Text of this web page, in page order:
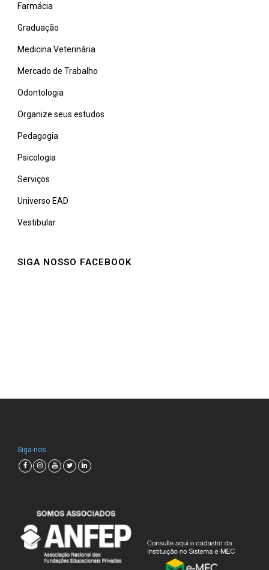
Farmácia
Graduação
Medicina Veterinária
Mercado de Trabalho
Odontologia
Organize seus estudos
Pedagogia
Psicologia
Serviços
Universo EAD
Vestibular
SIGA NOSSO FACEBOOK
Siga-nos